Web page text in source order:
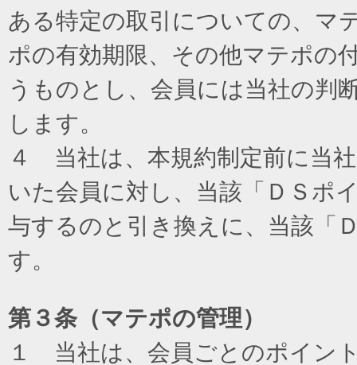
ある特定の取引についての、マ
ポの有効期限、その他マテポの
うものとし、会員には当社の判
します。
４ 当社は、本規約制定前に当
いた会員に対し、当該「ＤＳポ
与するのと引き換えに、当該「
す。
第３条（マテポの管理）
１ 当社は、会員ごとのポイン